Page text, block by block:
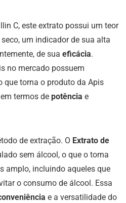
C, este extrato possui um teor
um indicador de sua alta
de sua eficácia.
no mercado possuem
que torna o produto da Apis
termos de potência e
de extração. O Extrato de
sem álcool, o que o torna
amplo, incluindo aqueles que
o consumo de álcool. Essa
e a versatilidade do